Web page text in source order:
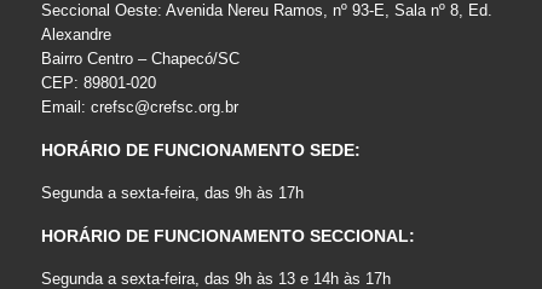
Seccional Oeste: Avenida Nereu Ramos, nº 93-E, Sala nº 8, Ed.
Alexandre
Bairro Centro – Chapecó/SC
CEP: 89801-020
Email: crefsc@crefsc.org.br
HORÁRIO DE FUNCIONAMENTO SEDE:
Segunda a sexta-feira, das 9h às 17h
HORÁRIO DE FUNCIONAMENTO SECCIONAL:
Segunda a sexta-feira, das 9h às 13 e 14h às 17h